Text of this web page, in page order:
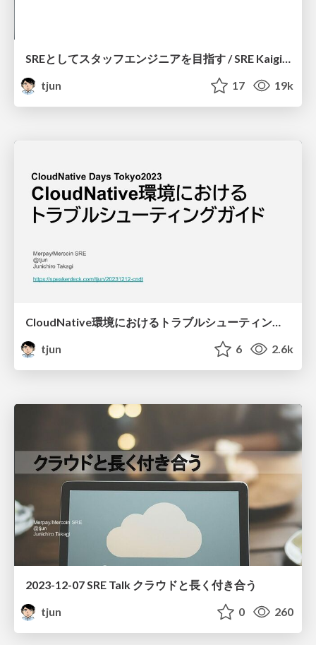
SREとしてスタッフエンジニアを目指す / SRE Kaigi 2025
tjun
17 19k
tjun
6 2.6k
2023-12-07 SRE Talk クラウドと長く付き合う
tjun
0 260